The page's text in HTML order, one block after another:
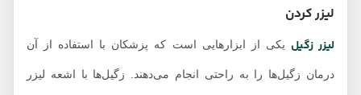
لیزر کردن
لیزر زگیل یکی از ابزارهایی است که پزشکان با استفاده از آن
درمان زگیل‌ها را به راحتی انجام می‌دهند. زگیل‌ها با اشعه لیزر